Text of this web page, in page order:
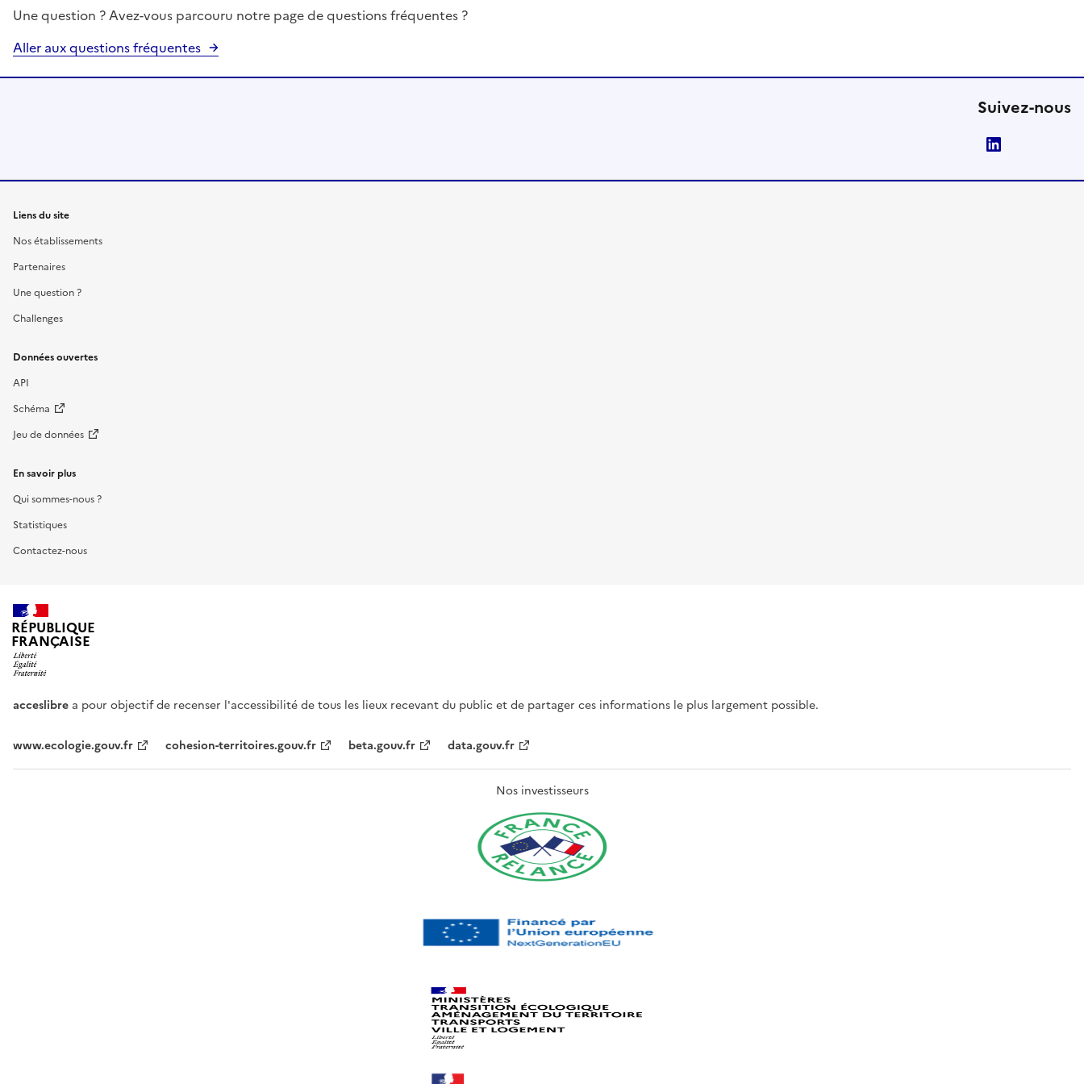
Une question ? Avez-vous parcouru notre page de questions fréquentes ?
Aller aux questions fréquentes
Suivez-nous
Liens du site
Nos établissements
Partenaires
Une question ?
Challenges
Données ouvertes
API
Schéma
Jeu de données
En savoir plus
Qui sommes-nous ?
Statistiques
Contactez-nous
RÉPUBLIQUE
FRANÇAISE
acceslibre a pour objectif de recenser l'accessibilité de tous les lieux recevant du public et de partager ces informations le plus largement possible.
www.ecologie.gouv.fr cohesion-territoires.gouv.fr beta.gouv.fr data.gouv.fr
Nos investisseurs